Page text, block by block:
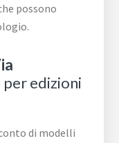
possono
per edizioni
di modelli